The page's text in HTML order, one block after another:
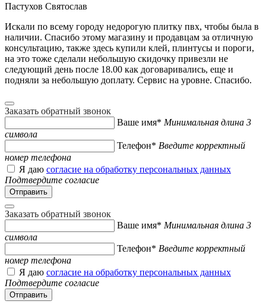
Пастухов Святослав
Искали по всему городу недорогую плитку пвх, чтобы была в
наличии. Спасибо этому магазину и продавцам за отличную
консультацию, также здесь купили клей, плинтусы и пороги,
на это тоже сделали небольшую скидочку привезли не
следующий день после 18.00 как договаривались, еще и
подняли за небольшую доплату. Сервис на уровне. Спасибо.
Заказать обратный звонок
Ваше имя* Минимальная длина 3
символа
Телефон* Введите корректный
номер телефона
Я даю согласие на обработку персональных данных
Подтвердите согласие
Заказать обратный звонок
Ваше имя* Минимальная длина 3
символа
Телефон* Введите корректный
номер телефона
Я даю согласие на обработку персональных данных
Подтвердите согласие